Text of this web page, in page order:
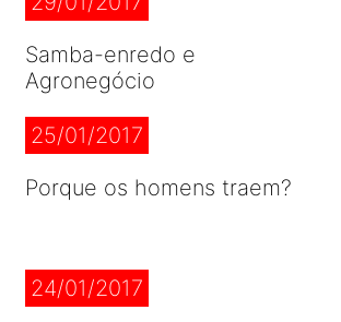
Samba-enredo e
Agronegócio
25/01/2017
Porque os homens traem?
24/01/2017